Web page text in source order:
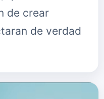
de crear
de verdad